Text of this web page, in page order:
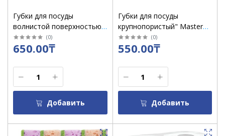
Губки для посуды
волнистой поверхностью
"Фрекен бок" Максима
чёрный / уп 5
(0)
650.00₸
Добавить
Губки для посуды
крупнопористый" Master
Fresh" 2 шт /уп9871
(0)
550.00₸
Добавить